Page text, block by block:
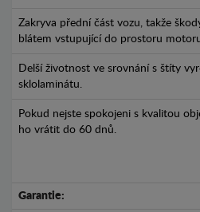
Zakryva přední část vozu, takže
blátem vstupující do prostoru
Delší životnost ve srovnání s štíty
sklolaminátu.
Pokud nejste spokojeni s kvalitou
ho vrátit do 60 dnů.
Garantie: